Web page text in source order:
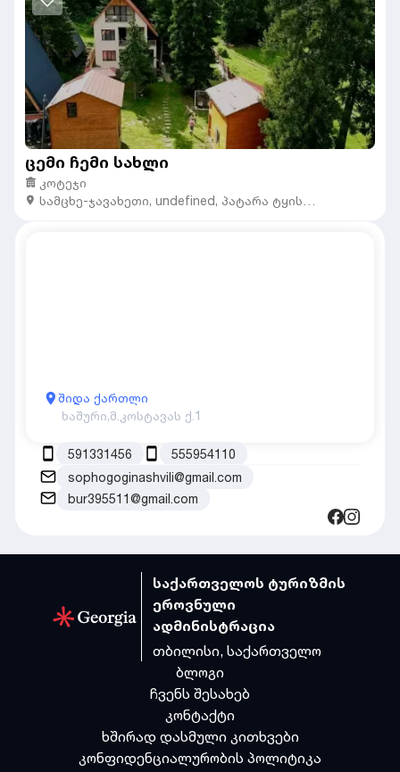
ცემი ჩემი სახლი
კოტეჯი
სამცხე-ჯავახეთი, undefined, პატარა ტყის
შიდა ქართლი
ხაშური,მ.კოსტავას ქ.1
591331456
555954110
sophogoginashvili@gmail.com
bur395511@gmail.com
საქართველოს ტურიზმის
ეროვნული
ადმინისტრაცია
თბილისი, საქართველო
ბლოგი
ჩვენს შესახებ
კონტაქტი
ხშირად დასმული კითხვები
კონფიდენციალურობის პოლიტიკა